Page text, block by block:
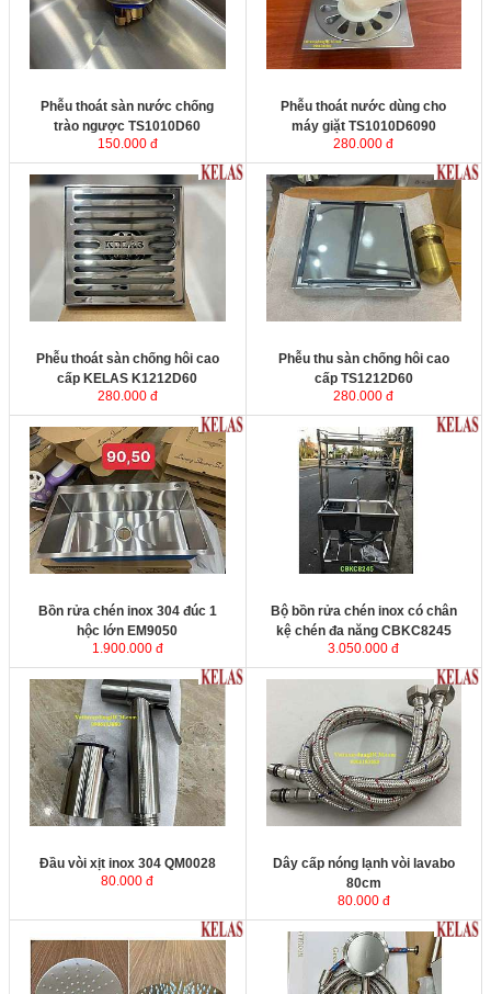
sử dụng. Sản phẩm được thiết kế
thoát nước chống trào ngược và
ngăn côn trùng.
KT: 100x100 D60 mm.
Phễu thoát sàn nước chống
trào ngược TS1010D60
150.000 đ
KT
Phễu thoát nước dùng cho
máy giặt TS1010D6090
280.000 đ
Phễu thoát sàn chống hôi cao cấp
KELAS K1212D60
Phễu thoát sàn chống hôi cao
cấp KELAS K1212D60
280.000 đ
Phễu thu sàn chống hôi cao
cấp TS1212D60
280.000 đ
Bồn rửa chén inox 304 đúc 1
hộc lớn EM9050
1.900.000 đ
Bộ bồn rửa chén inox có chân
kệ chén đa năng CBKC8245
3.050.000 đ
Đầu vòi xịt inox 304 QM0028
80.000 đ
Dây cấp nóng lạnh vòi lavabo
80cm
80.000 đ